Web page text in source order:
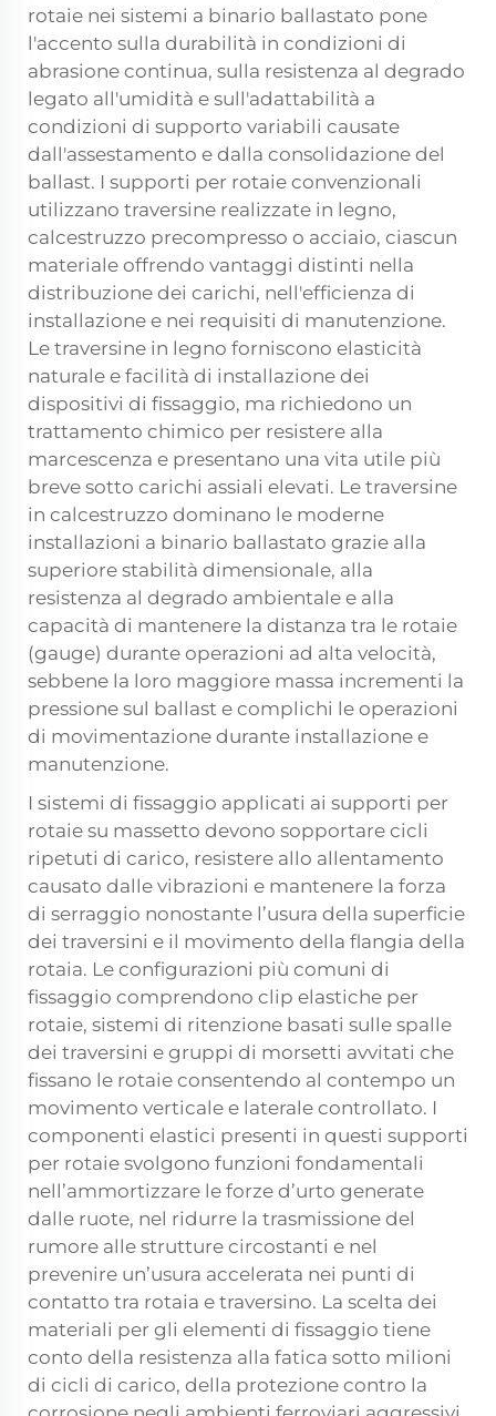
rotaie nei sistemi a binario ballastato pone
l'accento sulla durabilità in condizioni di
abrasione continua, sulla resistenza al degrado
legato all'umidità e sull'adattabilità a
condizioni di supporto variabili causate
dall'assestamento e dalla consolidazione del
ballast. I supporti per rotaie convenzionali
utilizzano traversine realizzate in legno,
calcestruzzo precompresso o acciaio, ciascun
materiale offrendo vantaggi distinti nella
distribuzione dei carichi, nell'efficienza di
installazione e nei requisiti di manutenzione.
Le traversine in legno forniscono elasticità
naturale e facilità di installazione dei
dispositivi di fissaggio, ma richiedono un
trattamento chimico per resistere alla
marcescenza e presentano una vita utile più
breve sotto carichi assiali elevati. Le traversine
in calcestruzzo dominano le moderne
installazioni a binario ballastato grazie alla
superiore stabilità dimensionale, alla
resistenza al degrado ambientale e alla
capacità di mantenere la distanza tra le rotaie
(gauge) durante operazioni ad alta velocità,
sebbene la loro maggiore massa incrementi la
pressione sul ballast e complichi le operazioni
di movimentazione durante installazione e
manutenzione.
I sistemi di fissaggio applicati ai supporti per
rotaie su massetto devono sopportare cicli
ripetuti di carico, resistere allo allentamento
causato dalle vibrazioni e mantenere la forza
di serraggio nonostante l’usura della superficie
dei traversini e il movimento della flangia della
rotaia. Le configurazioni più comuni di
fissaggio comprendono clip elastiche per
rotaie, sistemi di ritenzione basati sulle spalle
dei traversini e gruppi di morsetti avvitati che
fissano le rotaie consentendo al contempo un
movimento verticale e laterale controllato. I
componenti elastici presenti in questi supporti
per rotaie svolgono funzioni fondamentali
nell’ammortizzare le forze d’urto generate
dalle ruote, nel ridurre la trasmissione del
rumore alle strutture circostanti e nel
prevenire un’usura accelerata nei punti di
contatto tra rotaia e traversino. La scelta dei
materiali per gli elementi di fissaggio tiene
conto della resistenza alla fatica sotto milioni
di cicli di carico, della protezione contro la